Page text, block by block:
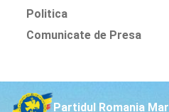
Politica
Comunicate de Presa
Partidul Romania